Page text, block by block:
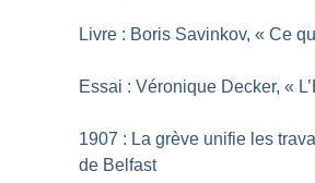
Livre : Boris Savinkov, « Ce
Essai : Véronique Decker, «
1907 : La grève unifie les
de Belfast